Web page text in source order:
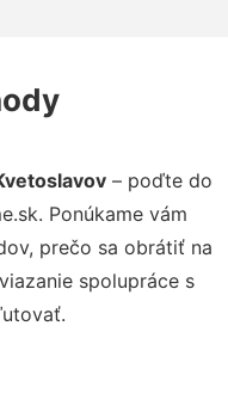
– poďte do
Ponúkame vám
prečo sa obrátiť na
spolupráce s